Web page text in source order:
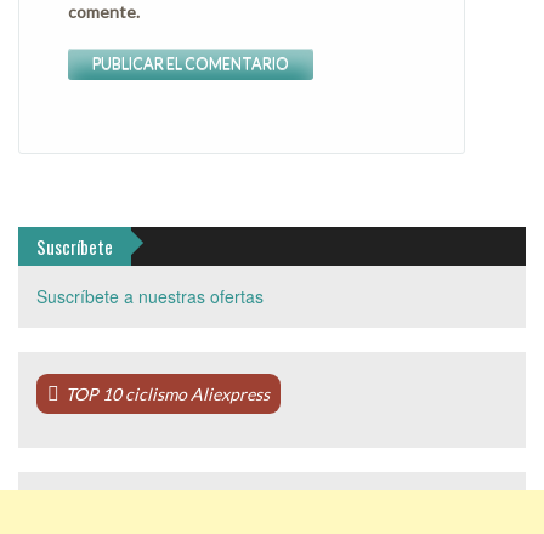
comente.
Suscríbete
Suscríbete a nuestras ofertas
TOP 10 ciclismo Aliexpress